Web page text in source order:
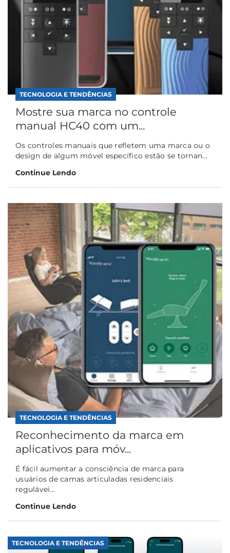
TECNOLOGIA E TENDÊNCIAS
Mostre sua marca no controle
manual HC40 com um...
Os controles manuais que refletem uma marca ou o
design de algum móvel específico estão se tornan...
Continue Lendo
TECNOLOGIA E TENDÊNCIAS
Reconhecimento da marca em
aplicativos para móv...
É fácil aumentar a consciência de marca para
usuários de camas articuladas residenciais
regulávei...
Continue Lendo
TECNOLOGIA E TENDÊNCIAS